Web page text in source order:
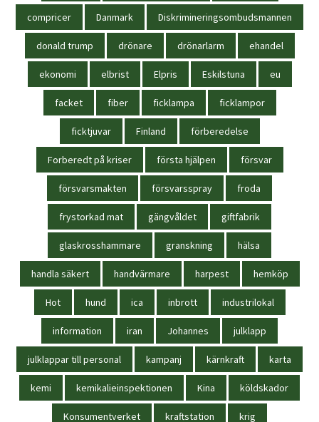
compricer Danmark Diskrimineringsombudsmannen
donald trump drönare drönarlarm ehandel
ekonomi elbrist Elpris Eskilstuna eu
facket fiber ficklampa ficklampor
ficktjuvar Finland förberedelse
Forberedt på kriser första hjälpen försvar
försvarsmakten försvarsspray froda
frystorkad mat gängvåldet giftfabrik
glaskrosshammare granskning hälsa
handla säkert handvärmare harpest hemköp
Hot hund ica inbrott industrilokal
information iran Johannes julklapp
julklappar till personal kampanj kärnkraft karta
kemi kemikalieinspektionen Kina köldskador
Konsumentverket kraftstation krig